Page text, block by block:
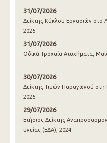
31/07/2026
Δείκτης Κύκλου Εργασιών στο
2026
31/07/2026
Οδικά Τροχαία Ατυχήματα,
30/07/2026
Δείκτης Τιμών Παραγωγού στη
2026
29/07/2026
Ετήσιος Δείκτης
υγείας (ΕΔΑ), 2024